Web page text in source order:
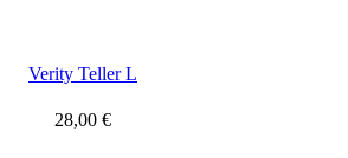
Verity Teller L
28,00 €